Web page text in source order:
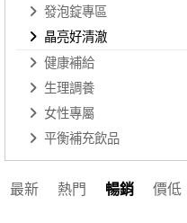
發泡錠專區
晶亮好清澈
健康補給
生理調養
女性專屬
平衡補充飲品
最新 熱門 暢銷 價低